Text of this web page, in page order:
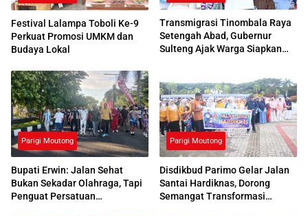
Festival Lalampa Toboli Ke-9
Perkuat Promosi UMKM dan
Budaya Lokal
Transmigrasi Tinombala Raya
Setengah Abad, Gubernur
Sulteng Ajak Warga Siapkan
Parigi Moutong
Bupati Erwin: Jalan Sehat
Bukan Sekadar Olahraga, Tapi
Penguat Persatuan
Parigi Moutong
Disdikbud Parimo Gelar Jalan
Santai Hardiknas, Dorong
Semangat Transformasi